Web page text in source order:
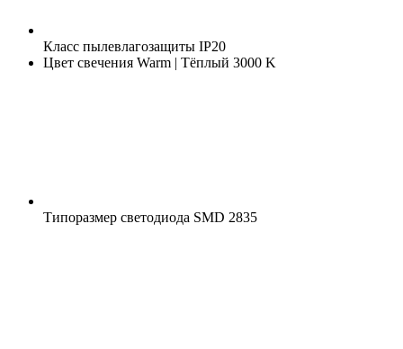
Класс пылевлагозащиты IP20
Цвет свечения Warm | Тёплый 3000 K
Типоразмер светодиода SMD 2835